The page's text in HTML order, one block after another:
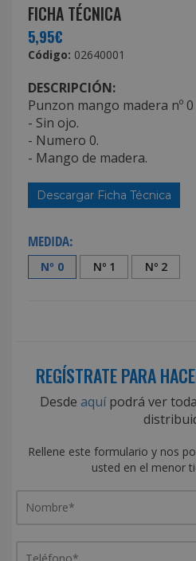
FICHA TÉCNICA
5,95€
Código: 02640001
DESCRIPCIÓN:
Punzon mango madera nº 0
- Sin ojo.
- Numero 0.
- Mango de madera.
Descargar Ficha Técnica
MEDIDA:
Nº 0 Nº 1 Nº 2
REGÍSTRATE PARA
Desde aquípodrá ver
Rellene este formulario y nos
usted en el menor